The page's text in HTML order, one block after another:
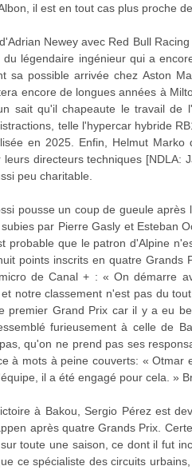
il est en tout cas plus proche
Newey avec Red Bull
du légendaire ingénieur qui a
sa possible arrivée chez Aston
encore de longues années à
sait qu'il chapeaute le travail de
telle l'hypercar hybride
en 2025. Enfin, Helmut
leurs directeurs techniques [NDLA:
peu charitable.
pousse un coup de gueule
par Pierre Gasly et Esteban
probable que le patron d'Alpine
points inscrits en quatre Grands
de Canal + : « On démarre
notre classement n'est pas du
premier Grand Prix car il y a eu
furieusement à celle de
qu'on ne prend pas ses
à mots à peine couverts: « Otmar
il a été engagé pour cela. »
à Bakou, Sergio Pérez est
après quatre Grands Prix.
toute une saison, ce dont il fut
ce spécialiste des circuits